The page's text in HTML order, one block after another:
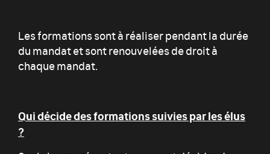
Les formations sont à réaliser pendant la durée
du mandat et sont renouvelées de droit à
chaque mandat.
Qui décide des formations suivies par les élus
?